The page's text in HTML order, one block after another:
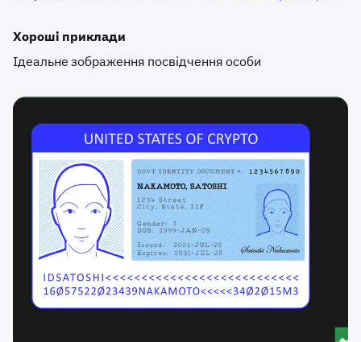
Хороші приклади
Ідеальне зображення посвідчення особи